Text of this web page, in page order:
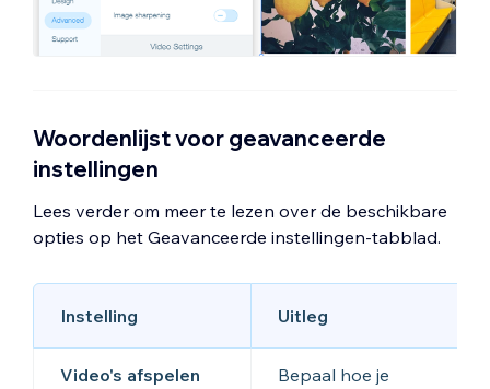
Woordenlijst voor geavanceerde
instellingen
Lees verder om meer te lezen over de beschikbare
opties op het Geavanceerde instellingen-tabblad.
Instelling Uitleg
Video's afspelen
Bepaal hoe je